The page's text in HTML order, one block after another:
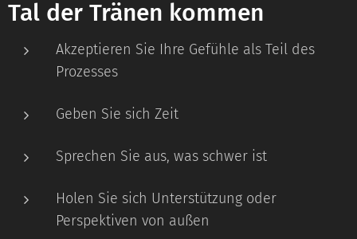
Tal der Tränen kommen
Akzeptieren Sie Ihre Gefühle als Teil des
Prozesses
Geben Sie sich Zeit
Sprechen Sie aus, was schwer ist
Holen Sie sich Unterstützung oder
Perspektiven von außen